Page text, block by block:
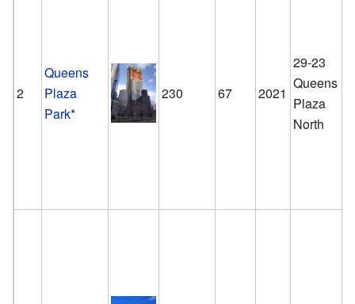
2
Queens
Plaza
Park*
230 67 2021
29-23
Queens
Plaza
North